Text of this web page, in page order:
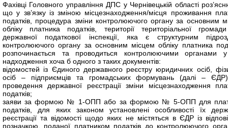
Фахівці Головного управління ДПС у Чернівецькій області
що у зв’язку із зміною місцезнаходження/місця проживання
податків, процедура зміни контролюючого органу за основним
обліку платника податків, території територіальної
державної податкової інспекції, яка є структурним
контролюючого органу за основним місцем обліку платника
розпочинається та проводиться контролюючими органами у
надходження хоча б одного з таких документів:
відомостей із Єдиного державного реєстру юридичних осіб,
осіб – підприємців та громадських формувань (далі –
проведення державної реєстрації зміни місцезнаходження
податків;
заяви за формою № 1-ОПП або за формою № 5-ОПП для
податків, для яких законом установлені особливості їх
реєстрації та відомості щодо яких не містяться в ЄДР із
позначкою, поданої платником податків до контролюючого